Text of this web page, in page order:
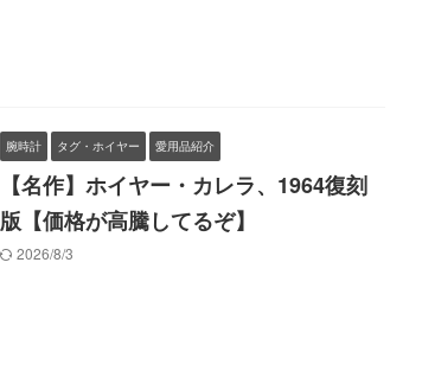
腕時計 タグ・ホイヤー 愛用品紹介
【名作】ホイヤー・カレラ、1964復刻
版【価格が高騰してるぞ】
2026/8/3